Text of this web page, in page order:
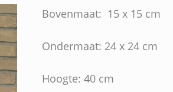
Bovenmaat: 15 x 15 cm
Ondermaat: 24 x 24 cm
Hoogte: 40 cm